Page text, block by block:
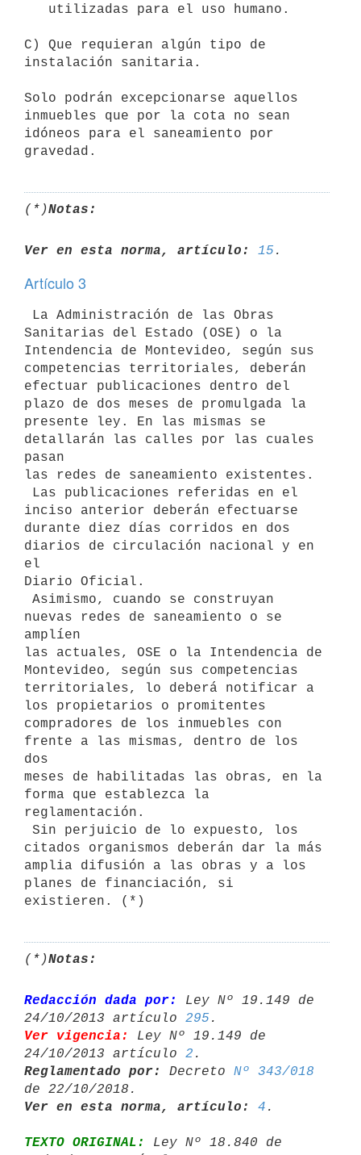
C) Que requieran algún tipo de
instalación sanitaria.
Solo podrán excepcionarse aquellos
inmuebles que por la cota no sean
idóneos para el saneamiento por
(*)Notas:
Ver en esta norma, artículo: 15
Artículo 3
Sanitarias del Estado (OSE) o la
Intendencia de Montevideo, según sus
competencias territoriales, deberán
efectuar publicaciones dentro del
plazo de dos meses de promulgada la
presente ley. En las mismas se
detallarán las calles por las cuales
pasan
las redes de saneamiento existentes.
inciso anterior deberán efectuarse
durante diez días corridos en dos
diarios de circulación nacional y en
el
Diario Oficial.
nuevas redes de saneamiento o se
amplíen
las actuales, OSE o la Intendencia de
Montevideo, según sus competencias
territoriales, lo deberá notificar a
los propietarios o promitentes
compradores de los inmuebles con
frente a las mismas, dentro de los
dos
meses de habilitadas las obras, en la
forma que establezca la
reglamentación.
citados organismos deberán dar la más
amplia difusión a las obras y a los
planes de financiación, si
(*)Notas:
Redacción dada por:
Ley Nº 19.149 de
24/10/2013 artículo 295
Ver vigencia:
Ley Nº 19.149 de
24/10/2013 artículo 2
Reglamentado por:
Decreto Nº 343/018
Ver en esta norma, artículo:
4
TEXTO ORIGINAL:
Ley Nº 18.840 de